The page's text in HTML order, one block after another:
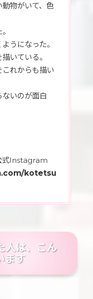
物がいて、色
うになった。
いている。
れからも描い
いのが面白
式Instagram
kotetsu
人は、こん
ます